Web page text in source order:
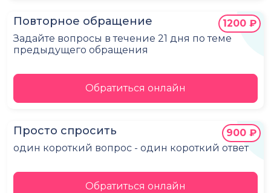
Повторное обращение
Задайте вопросы в течение 21 дня по теме
предыдущего обращения
1200 ₽
Обратиться онлайн
Просто спросить
один короткий вопрос - один короткий ответ
900 ₽
Обратиться онлайн